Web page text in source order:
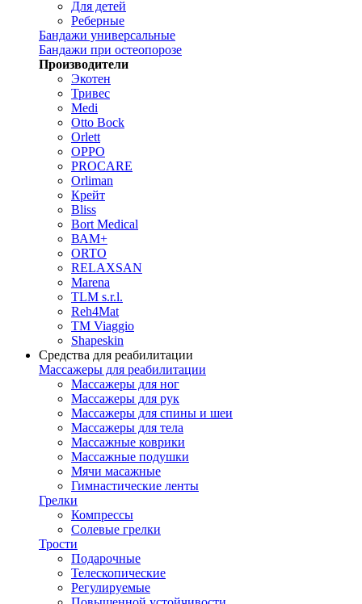
Для детей
Реберные
Бандажи универсальные
Бандажи при остеопорозе
Производители
Экотен
Тривес
Medi
Otto Bock
Orlett
OPPO
PROCARE
Orliman
Крейт
Bliss
Bort Medical
ВАМ+
ORTO
RELAXSAN
Marena
TLM s.r.l.
Reh4Mat
TM Viaggio
Shapeskin
Средства для реабилитации
Массажеры для реабилитации
Массажеры для ног
Массажеры для рук
Массажеры для спины и шеи
Массажеры для тела
Массажные коврики
Массажные подушки
Мячи масажные
Гимнастические ленты
Грелки
Компрессы
Солевые грелки
Трости
Подарочные
Телескопические
Регулируемые